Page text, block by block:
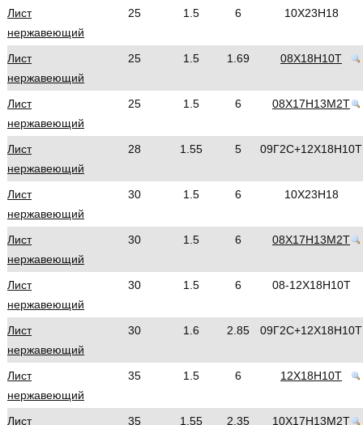
Лист
нержавеющий
25 1.5 6 10Х23Н18
Лист
нержавеющий
25 1.5 1.69 08Х18Н10Т
Лист
нержавеющий
25 1.5 6 08Х17Н13М2Т
Лист
нержавеющий
28 1.55 5 09Г2С+12Х18Н10Т
Лист
нержавеющий
30 1.5 6 10Х23Н18
Лист
нержавеющий
30 1.5 6 08Х17Н13М2Т
Лист
нержавеющий
30 1.5 6 08-12Х18Н10Т
Лист
нержавеющий
30 1.6 2.85 09Г2С+12Х18Н10Т
Лист
нержавеющий
35 1.5 6 12Х18Н10Т
Лист 35 1.55 2.35 10Х17Н13М2Т